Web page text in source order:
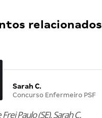
relacionados
Sarah C.
Concurso Enfermeiro PSF
Paulo (SE), Sarah C.